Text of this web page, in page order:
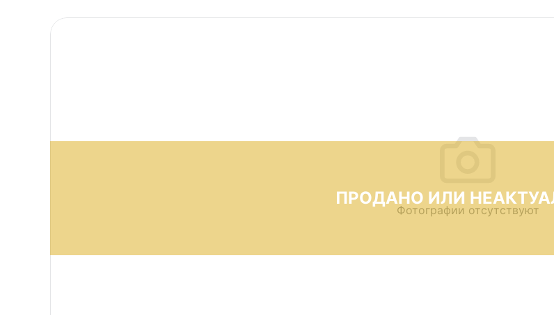
ПРОДАНО ИЛИ
Фотографии отсутствуют